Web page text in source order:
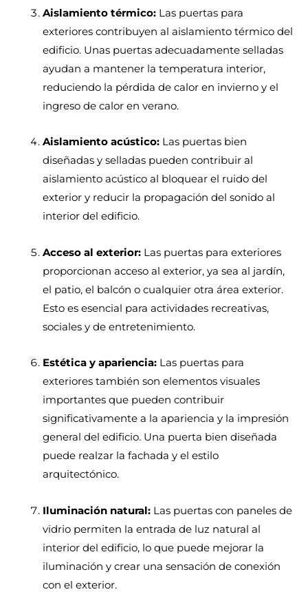
Aislamiento térmico:Las puertas para
exteriores contribuyen al aislamiento térmico del
edificio. Unas puertas adecuadamente selladas
ayudan a mantener la temperatura interior,
reduciendo la pérdida de calor en invierno y el
ingreso de calor en verano.
Aislamiento acústico:Las puertas bien
diseñadas y selladas pueden contribuir al
aislamiento acústico al bloquear el ruido del
exterior y reducir la propagación del sonido al
interior del edificio.
Acceso al exterior:Las puertas para exteriores
proporcionan acceso al exterior, ya sea al jardín,
el patio, el balcón o cualquier otra área exterior.
Esto es esencial para actividades recreativas,
sociales y de entretenimiento.
Estética y apariencia:Las puertas para
exteriores también son elementos visuales
importantes que pueden contribuir
significativamente a la apariencia y la impresión
general del edificio. Una puerta bien diseñada
puede realzar la fachada y el estilo
arquitectónico.
Iluminación natural:Las puertas con paneles de
vidrio permiten la entrada de luz natural al
interior del edificio, lo que puede mejorar la
iluminación y crear una sensación de conexión
con el exterior.